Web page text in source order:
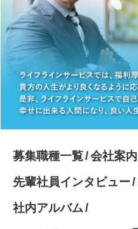
募集職種一覧 会社案内
先輩社員インタビュー
社内アルバム